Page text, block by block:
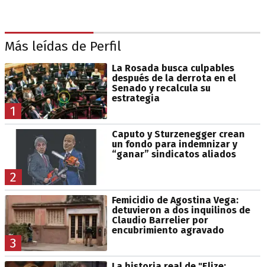
Más leídas de Perfil
1
La Rosada busca culpables
después de la derrota en el
Senado y recalcula su
estrategia
2
Caputo y Sturzenegger crean
un fondo para indemnizar y
“ganar” sindicatos aliados
3
Femicidio de Agostina Vega:
detuvieron a dos inquilinos de
Claudio Barrelier por
encubrimiento agravado